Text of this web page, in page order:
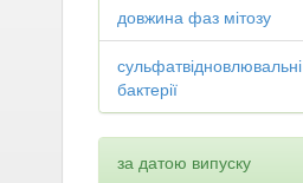
довжина фаз мітозу
сульфатвідновлювальні
бактерії
за датою випуску